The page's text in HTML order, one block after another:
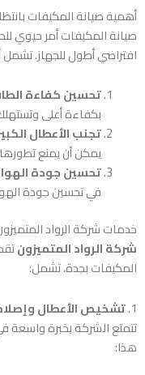
أهمية صيانة المكيفات
صيانة المكيفات أمر حيوي
افتراضي أطول للجهاز. تشمل
تحسين كفاءة
بكفاءة أعلى
تجنب الأعطال
يمكن أن يمنع
تحسين جودة
في تحسين جودة
خدمات شركة الرواد
شركة الرواد المتميزون
المكيفات بجدة، تشمل:
1. تشخيص الأعطال
تتمتع الشركة بخبرة
هذا: